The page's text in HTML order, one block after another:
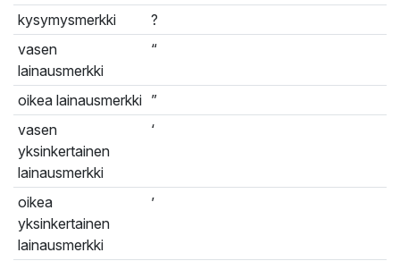
kysymysmerkki
?
vasen
lainausmerkki
“
oikea lainausmerkki ”
vasen
yksinkertainen
lainausmerkki
‘
oikea
yksinkertainen
lainausmerkki
’